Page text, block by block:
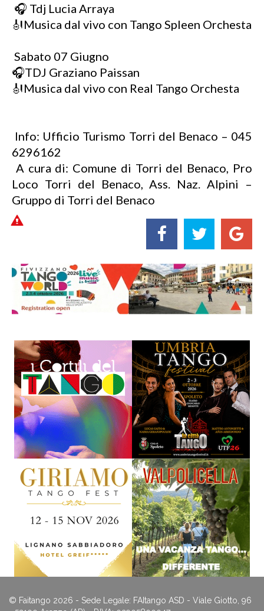
🎧 Tdj Lucia Arraya
🎻Musica dal vivo con Tango Spleen Orchesta
Sabato 07 Giugno
🎧TDJ Graziano Paissan
🎻Musica dal vivo con Real Tango Orchesta
Info: Ufficio Turismo Torri del Benaco – 045
6296162
A cura di: Comune di Torri del Benaco, Pro
Loco Torri del Benaco, Ass. Naz. Alpini –
Gruppo di Torri del Benaco
© Faitango 2026 - Sede Legale: FAItango ASD - Viale Giotto, 96